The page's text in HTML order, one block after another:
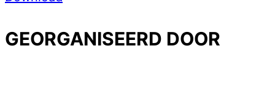
GEORGANISEERD DOOR